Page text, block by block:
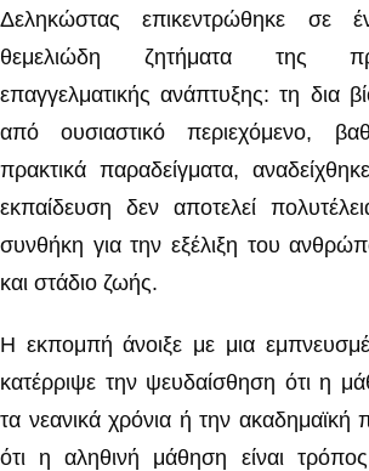
Δεληκώστας επικεντρώθηκε
θεμελιώδη ζητήματα της
επαγγελματικής ανάπτυξης: τη δια
από ουσιαστικό περιεχόμενο,
πρακτικά παραδείγματα,
εκπαίδευση δεν αποτελεί
συνθήκη για την εξέλιξη του
και στάδιο ζωής.
Η εκπομπή άνοιξε με μια
κατέρριψε την ψευδαίσθηση ότι η
τα νεανικά χρόνια ή την ακαδημαϊκή
ότι η αληθινή μάθηση είναι